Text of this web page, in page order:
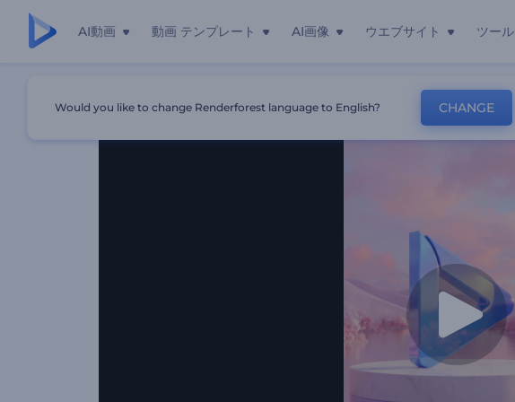
AI動画 動画 テンプレート AI画像 ウエブサイト ツール
Would you like to change Renderforest language to English? CHANGE